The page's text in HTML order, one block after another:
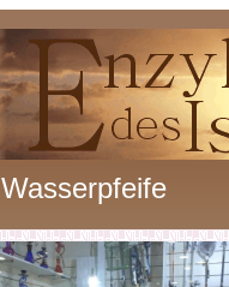
Wasserpfeife